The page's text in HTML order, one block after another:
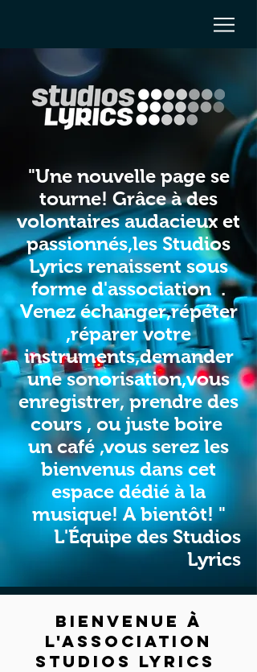
"Une nouvelle page se
tourne! Grâce à des
volontaires audacieux et
passionnés,les Studios
Lyrics renaissent sous
forme d'association .
Venez échanger,répéter
,réparer votre
instruments,demander
une sonorisation,vous
enregistrer, prendre des
cours , ou juste boire
un café ,vous serez les
bienvenus dans cet
espace dédié à la
musique! A bientôt! "
L'Équipe des Studios
Lyrics
BIENVENUE à
L'association
STUDIOS LYRICS